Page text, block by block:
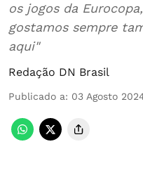
os jogos da
gostamos sempre
aqui"
Redação DN Brasil
Publicado a: 03 Agosto